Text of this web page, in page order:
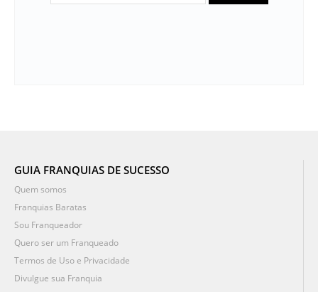
GUIA FRANQUIAS DE SUCESSO
Quem somos
Franquias Baratas
Sou Franqueador
Quero ser um Franqueado
Termos de Uso e Privacidade
Divulgue sua Franquia